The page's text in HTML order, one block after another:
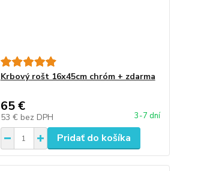
Krbový rošt 16x45cm chróm + zdarma
65 €
53 € bez DPH 3-7 dní
Pridať do košíka